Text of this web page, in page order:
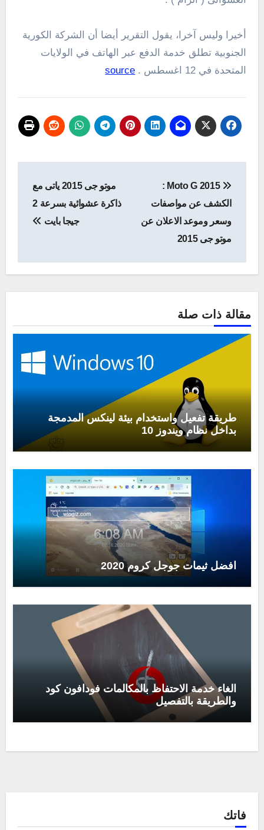
أخيرا وليس آخرا، يقول التقرير أيضا أن الشركة الكورية
الجنوبية تطلق خدمة الدفع عبر الهاتف في الولايات
المتحدة في 12 اغسطس .
source
المقالات
Moto G 2015 :
الكشف عن مواصفات
وسعر وموعد الاعلان عن
موتو جى 2015
موتو جى 2015 ياتى مع
ذاكرة عشوائية بسرعة 2
جيجا بايت
مقالة ذات صلة
طريقة تفعيل واستخدام بيئة لينكس المدمجة
بداخل نظام ويندوز 10
افضل ثيمات جوجل كروم 2020
الغاء خدمة الاحتفاظ بالمكالمات فودافون كود
والطريقة بالتفصيل
فاتك